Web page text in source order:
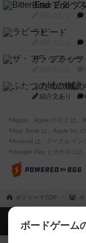
Bitter End ブ
ラピード
ザ・フラッフ
ふたつの城の
紹介文あり
※Apple、Apple のロゴ は、
※App Store は、Apple Inc.の
※Android は、グーグル イン
※Google Play とそのロゴは
ボドゲーマTOP ボ
ボードゲーム
ボドゲーマ